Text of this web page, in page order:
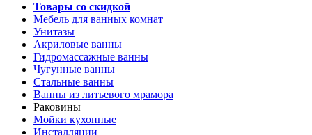
Товары со скидкой
Мебель для ванных комнат
Унитазы
Акриловые ванны
Гидромассажные ванны
Чугунные ванны
Стальные ванны
Ванны из литьевого мрамора
Раковины
Мойки кухонные
Инсталляции